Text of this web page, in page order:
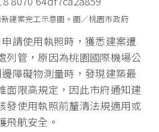
建案完工示意圖。圖／桃園市政府
請使用執照時，獲悉建案遭
列管，原因為桃園國際機場公
障礙物測量時，發現建築最
面限高規定，因此市府通知建
發使用執照前釐清法規適用或
飛航安全。